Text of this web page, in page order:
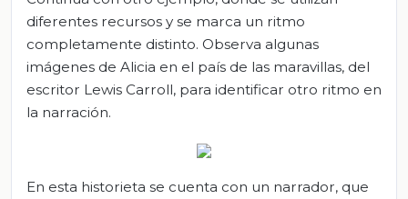
diferentes recursos y se marca un ritmo
completamente distinto. Observa algunas
imágenes de Alicia en el país de las maravillas, del
escritor Lewis Carroll, para identificar otro ritmo en
la narración.
En esta historieta se cuenta con un narrador, que